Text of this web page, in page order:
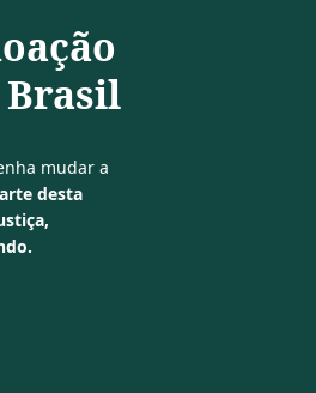
Brasil
mudar a
desta